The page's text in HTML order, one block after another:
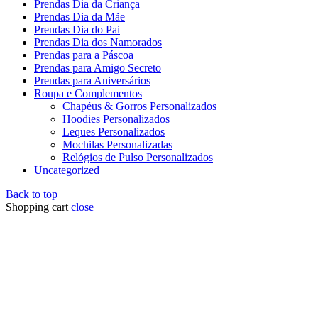
Prendas Dia da Criança
Prendas Dia da Mãe
Prendas Dia do Pai
Prendas Dia dos Namorados
Prendas para a Páscoa
Prendas para Amigo Secreto
Prendas para Aniversários
Roupa e Complementos
Chapéus & Gorros Personalizados
Hoodies Personalizados
Leques Personalizados
Mochilas Personalizadas
Relógios de Pulso Personalizados
Uncategorized
Back to top
Shopping cart close